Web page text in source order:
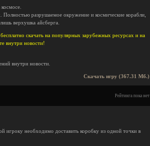
разрушаемое окружение и космические корабли,
верхушка айсберга.
скачать на популярных зарубежных ресурсах и на
внутри новости!
внутри новости.
Скачать игру (367.31 Мб.)
Рейтинга пока нет
игроку необходимо доставить коробку из одной точки в